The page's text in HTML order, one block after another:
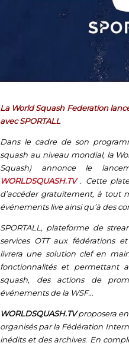
La World Squash Federation
avec SPORTALL
Dans le cadre de son
squash au niveau mondial, la
Squash) annonce le
WORLDSQUASH.TV. Cette
d’accéder gratuitement, à tout
événements live ainsi qu’à des
SPORTALL, plateforme de
services OTT aux fédérations
livrera une solution clef en
fonctionnalités et permettant
squash, des actions de
événements de la WSF…
WORLDSQUASH.TVproposera
organisés par la Fédération
inédits et des archives. En